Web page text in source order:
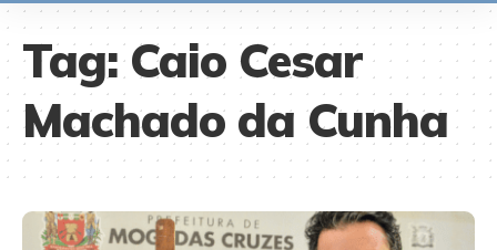
Tag:Caio Cesar
Machado da Cunha